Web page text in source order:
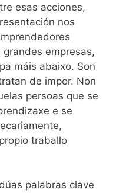
esas acciones,
nos
empresas,
máis abaixo. Son
de impor. Non
persoas que se
e se
traballo
palabras clave